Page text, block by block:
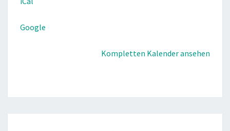
Google
Kompletten Kalender ansehen